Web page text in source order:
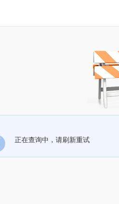
正在查询中，请刷新重试